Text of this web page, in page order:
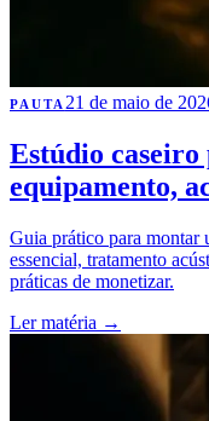
PAUTA 21 de maio de
Estúdio caseiro
equipamento,
Guia prático para montar
essencial, tratamento
práticas de monetizar.
Ler matéria →